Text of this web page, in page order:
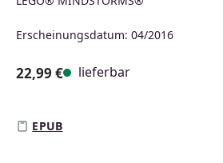
Erscheinungsdatum: 04/2016
22,99 € lieferbar
EPUB